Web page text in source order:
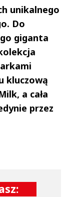
unikalnego
Do
giganta
kluczową
a cała
przez